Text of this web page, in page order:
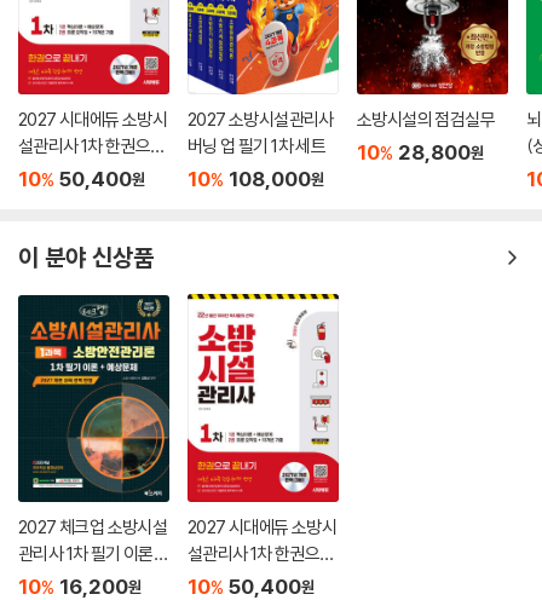
2027 시대에듀 소방시
설관리사 1차 한권으로
끝내기
10% 50,400원
2027 소방시설관리사
버닝 업 필기 1차 세트
10% 108,000원
소방시설의 점검실무
10% 28,800원
(
이 분야 신상품
2027 체크업 소방시설
관리사 1차 필기 이론
+예상문제 1과목 소방
10% 16,200원
2027 시대에듀 소방시
설관리사 1차 한권으로
끝내기
10% 50,400원